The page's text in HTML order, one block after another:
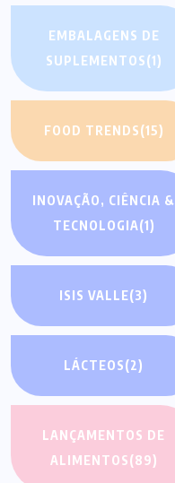
EMBALAGENS DE
SUPLEMENTOS(1)
FOOD TRENDS(15)
INOVAÇÃO, CIÊNCIA &
TECNOLOGIA(1)
ISIS VALLE(3)
LÁCTEOS(2)
LANÇAMENTOS DE
ALIMENTOS(89)